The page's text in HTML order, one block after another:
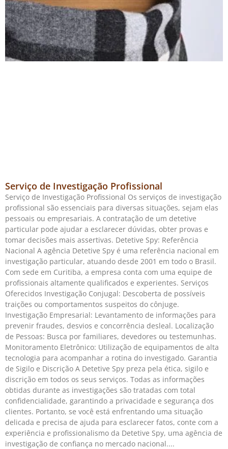
Serviço de Investigação Profissional
Serviço de Investigação Profissional Os serviços de investigação
profissional são essenciais para diversas situações, sejam elas
pessoais ou empresariais. A contratação de um detetive
particular pode ajudar a esclarecer dúvidas, obter provas e
tomar decisões mais assertivas. Detetive Spy: Referência
Nacional A agência Detetive Spy é uma referência nacional em
investigação particular, atuando desde 2001 em todo o Brasil.
Com sede em Curitiba, a empresa conta com uma equipe de
profissionais altamente qualificados e experientes. Serviços
Oferecidos Investigação Conjugal: Descoberta de possíveis
traições ou comportamentos suspeitos do cônjuge.
Investigação Empresarial: Levantamento de informações para
prevenir fraudes, desvios e concorrência desleal. Localização
de Pessoas: Busca por familiares, devedores ou testemunhas.
Monitoramento Eletrônico: Utilização de equipamentos de alta
tecnologia para acompanhar a rotina do investigado. Garantia
de Sigilo e Discrição A Detetive Spy preza pela ética, sigilo e
discrição em todos os seus serviços. Todas as informações
obtidas durante as investigações são tratadas com total
confidencialidade, garantindo a privacidade e segurança dos
clientes. Portanto, se você está enfrentando uma situação
delicada e precisa de ajuda para esclarecer fatos, conte com a
experiência e profissionalismo da Detetive Spy, uma agência de
investigação de confiança no mercado nacional.